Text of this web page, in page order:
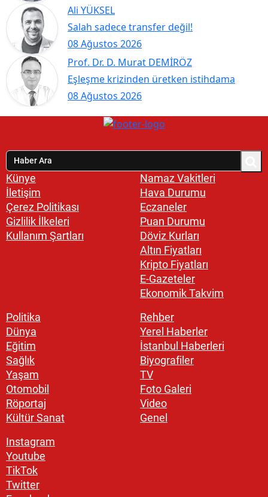
Ali YÜKSEL
08 Ağustos 2026
Salah sadece transfer değil!
Prof. Dr. D. Murat DEMİRÖZ
08 Ağustos 2026
Eşleşme krizinden üretken istihdama
Künye
İletişim
Çerez Politikası
Gizlilik İlkeleri
Kullanım Şartları
Namaz Vakitleri
Hava Durumu
Eczaneler
Puan Durumu
Döviz Kurları
Altın Fiyatları
Kripto Fiyatları
E-Gazeteler
Ekonomik Takvim
Politika
Dünya
Eğitim
Sağlık
Yaşam
Otomobil
Röportaj
Kültür Sanat
Rehber
Yerel Haberler
İstanbul Haberleri
Biyografiler
TV
Foto Galeri
Video
Genel
Instagram
Youtube
TikTok
Twitter